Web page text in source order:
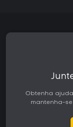
Obtenha
mantenha-